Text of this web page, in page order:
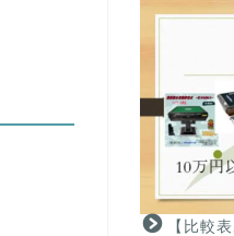
【比較